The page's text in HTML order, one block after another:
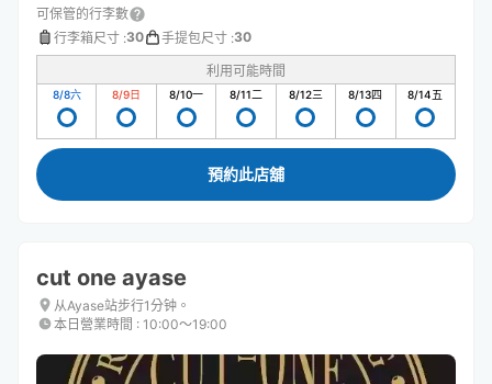
可保管的行李數
行李箱尺寸 :30 手提包尺寸 :30
利用可能時間
8/8六 8/9日 8/10一 8/11二 8/12三 8/13四 8/14五
預約此店舖
cut one ayase
从Ayase站步行1分钟。
本日營業時間 : 10:00〜19:00